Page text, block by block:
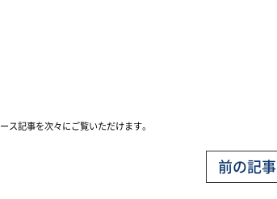
記事を次々にご覧いただけます。
前の記事